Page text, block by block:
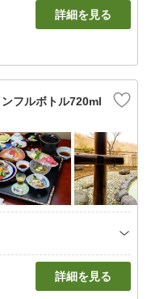
詳細を見る
ンフルボトル720ml
詳細を見る